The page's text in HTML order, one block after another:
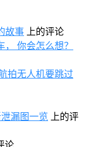
故事 上的评论
你会怎么想？
拍无人机要跳过
漏图一览 上的评
论